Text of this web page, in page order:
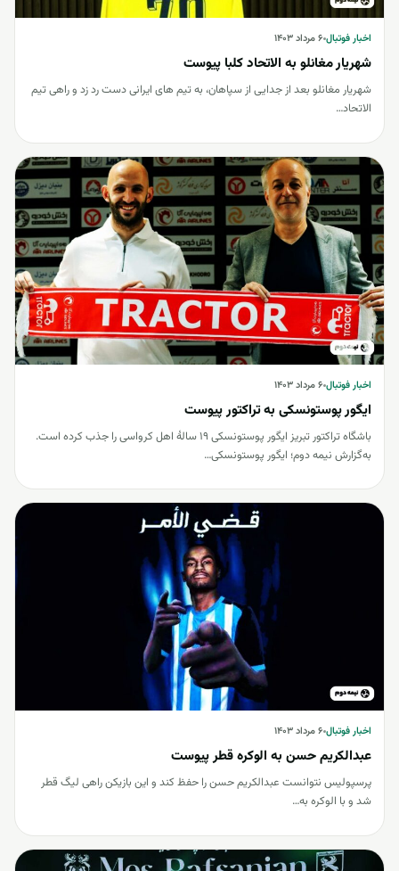
اخبار فوتبال ۶ مرداد ۱۴۰۳
شهریار مغانلو به الاتحاد کلبا پیوست
شهریار مغانلو بعد از جدایی از سپاهان، به تیم های ایرانی دست رد زد و راهی تیم
الاتحاد…
اخبار فوتبال ۶ مرداد ۱۴۰۳
ایگور پوستونسکی به تراکتور پیوست
باشگاه تراکتور تبریز ایگور پوستونسکی 19 سالۀ اهل کرواسی را جذب کرده است.
به‌گزارش نیمه دوم؛ ایگور پوستونسکی…
اخبار فوتبال ۶ مرداد ۱۴۰۳
عبدالکریم حسن به الوکره قطر پیوست
پرسپولیس نتوانست عبدالکریم حسن را حفظ کند و این بازیکن راهی لیگ قطر
شد و با الوکره به…